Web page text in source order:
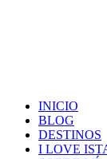
INICIO
BLOG
DESTINOS
I LOVE